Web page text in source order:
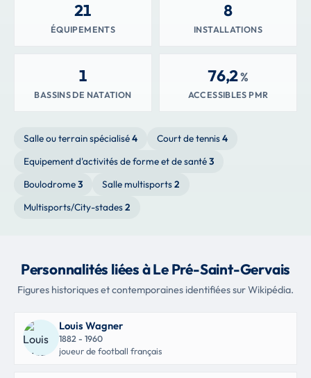
21
ÉQUIPEMENTS
8
INSTALLATIONS
1
BASSINS DE NATATION
76,2%
ACCESSIBLES PMR
Salle ou terrain spécialisé4 Court de tennis4
Equipement d'activités de forme et de santé3
Boulodrome3 Salle multisports2
Multisports/City-stades2
Personnalités liées à Le Pré-Saint-Gervais
Figures historiques et contemporaines identifiées sur Wikipédia.
Louis Wagner
1882 - 1960
joueur de football français